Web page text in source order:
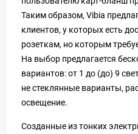
Таким образом, Vibia
клиентов, у которых есть
розеткам, но которым
На выбор предлагается
вариантов: от 1 до (до) 9
не стеклянные варианты,
освещение.
Созданные из тонких